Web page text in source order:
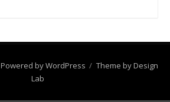
Powered by WordPress / Theme by Design
Lab